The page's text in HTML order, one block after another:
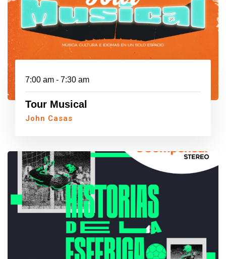
7:00 am - 7:30 am
Tour Musical
John Casas